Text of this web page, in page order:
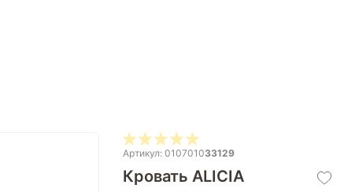
Артикул: 010701033129
Кровать ALICIA